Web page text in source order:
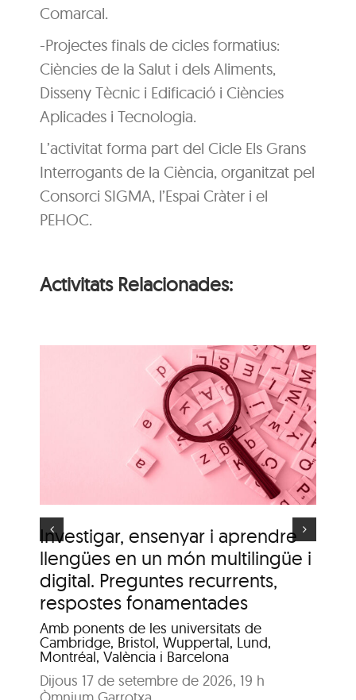
Comarcal.
-Projectes finals de cicles formatius:
Ciències de la Salut i dels Aliments,
Disseny Tècnic i Edificació i Ciències
Aplicades i Tecnologia.
L’activitat forma part del Cicle Els Grans
Interrogants de la Ciència, organitzat pel
Consorci SIGMA, l’Espai Cràter i el
PEHOC.
Activitats Relacionades:
Investigar, ensenyar i aprendre
llengües en un món multilingüe i
digital. Preguntes recurrents,
respostes fonamentades
Amb ponents de les universitats de
Cambridge, Bristol, Wuppertal, Lund,
Montréal, València i Barcelona
Dijous 17 de setembre de 2026, 19 h
Itinerari personal: “El
clima urbà de la ciutat
d’Olot”